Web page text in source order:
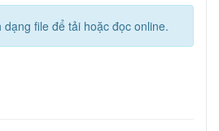
dạng file để tải hoặc đọc online.